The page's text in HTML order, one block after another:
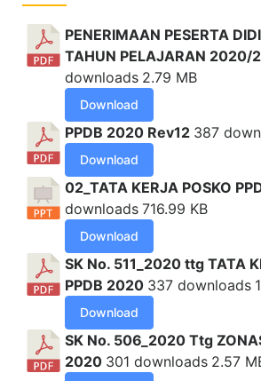
PENERIMAAN PESERTA
TAHUN PELAJARAN 2020/
downloads 2.79 MB
Download
PPDB 2020 Rev12 387
Download
02_TATA KERJA POSKO
downloads 716.99 KB
Download
SK No. 511_2020 ttg TATA
PPDB 2020 337 downloads
Download
SK No. 506_2020 Ttg
2020 301 downloads 2.57